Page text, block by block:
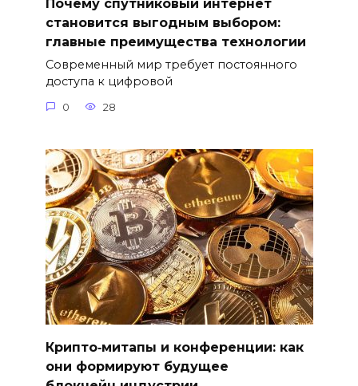
Почему спутниковый интернет
становится выгодным выбором:
главные преимущества технологии
Современный мир требует постоянного
доступа к цифровой
0 28
Крипто‑митапы и конференции: как
они формируют будущее